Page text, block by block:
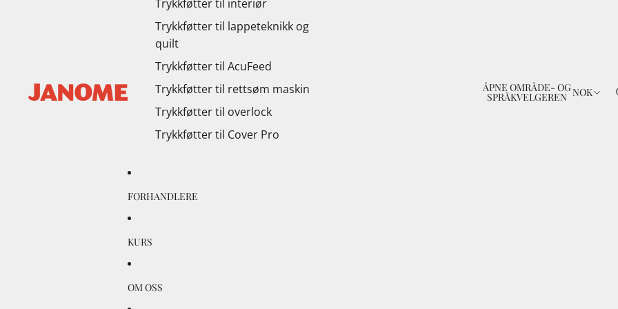
Trykkføtter til interiør
Trykkføtter til lappeteknikk og
quilt
Trykkføtter til AcuFeed
Trykkføtter til rettsøm maskin
Trykkføtter til overlock
Trykkføtter til Cover Pro
FORHANDLERE
KURS
OM OSS
ÅPNE OMRÅDE- OG
SPRÅKVELGEREN NOK